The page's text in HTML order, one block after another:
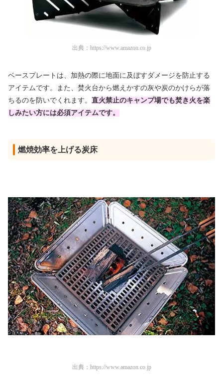
出典： https://www.amazon.co.jp
ベースプレートは、加熱の際に地面に及ぼすダメージを防止する
アイテムです。また、焚火台から燃えかすの灰や炭のかけらが落
ちるのを防いでくれます。 直火禁止のキャンプ場でも焚き火を楽
しみたい方には必須アイテムです。
燃焼効率を上げる炭床
出典： https://www.amazon.co.jp